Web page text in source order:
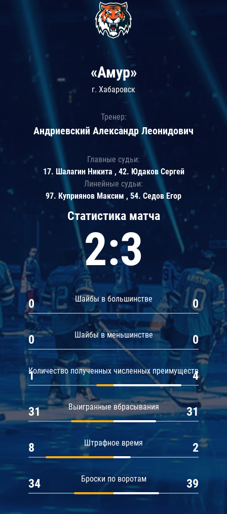
Статистика матча
2:3
Шайбы в большинстве
0 0
Шайбы в меньшинстве
0 0
Количество полученных численных преимуществ
1 4
Выигранные вбрасывания
31 31
Штрафное время
8 2
Броски по воротам
34 39
«Амур»
г. Хабаровск
Тренер:
Андриевский Александр Леонидович
Главные судьи:
17. Шалагин Никита , 42. Юдаков Сергей
Линейные судьи:
97. Куприянов Максим , 54. Седов Егор